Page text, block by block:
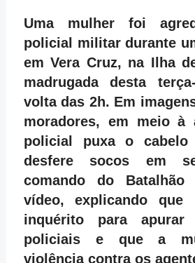
Uma mulher foi
policial militar durante
em Vera Cruz, na Ilha
madrugada desta
volta das 2h. Em
moradores, em meio à
policial puxa o
desfere socos em
comando do Batalhão
vídeo, explicando que
inquérito para
policiais e que a
violência contra os